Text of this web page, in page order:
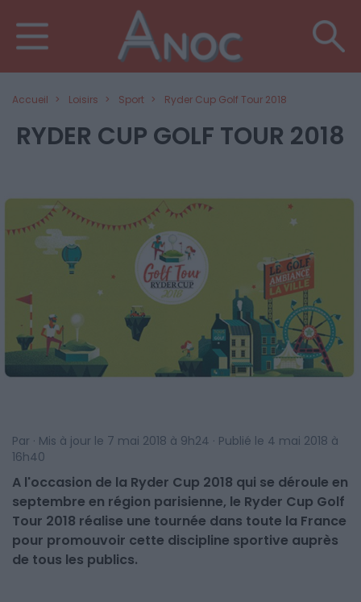
Accueil Loisirs Sport Ryder Cup Golf Tour 2018
RYDER CUP GOLF TOUR 2018
Par · Mis à jour le 7 mai 2018 à 9h24 · Publié le 4 mai 2018 à
16h40
A l'occasion de la Ryder Cup 2018 qui se déroule en
septembre en région parisienne, le Ryder Cup Golf
Tour 2018 réalise une tournée dans toute la France
pour promouvoir cette discipline sportive auprès
de tous les publics.